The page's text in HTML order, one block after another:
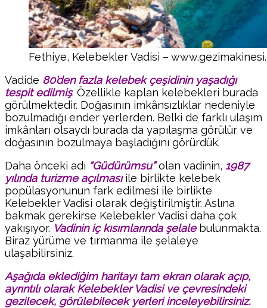
Fethiye, Kelebekler Vadisi –
Vadide 80’den fazla kelebek çeşidinin yaşadığı
tespit edilmiş. Özellikle kaplan kelebekleri burada
görülmektedir. Doğasının imkânsızlıklar nedeniyle
bozulmadığı ender yerlerden. Belki de farklı ulaşım
imkânları olsaydı burada da yapılaşma görülür ve
doğasının bozulmaya başladığını görürdük.
Daha önceki adı “Güdürümsu”olan vadinin, 1987
yılında turizme açılmasıile birlikte kelebek
popülasyonunun fark edilmesi ile birlikte
Kelebekler Vadisi olarak değiştirilmiştir. Aslına
bakmak gerekirse Kelebekler Vadisi daha çok
yakışıyor. Vadinin iç kısımlarında şelalebulunmakta.
Biraz yürüme ve tırmanma ile şelaleye
ulaşabilirsiniz.
Aşağıda eklediğim haritayı tam ekran olarak açıp,
ayrıntılı olarak Kelebekler Vadisi ve çevresindeki
gezilecek, görülebilecek yerleri inceleyebilirsiniz.